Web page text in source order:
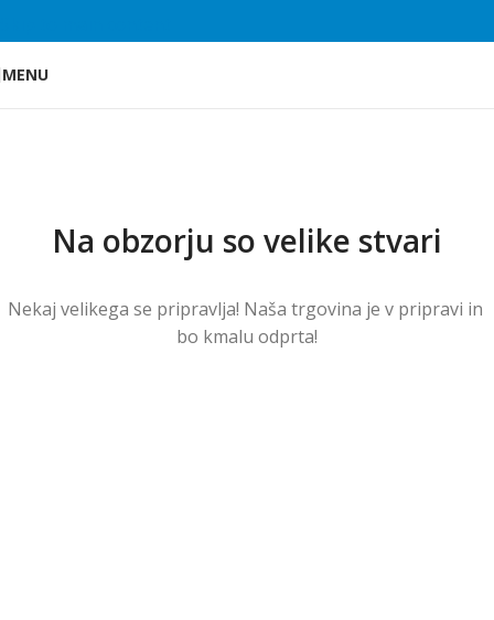
MENU
Na obzorju so velike stvari
Nekaj ​​velikega se pripravlja! Naša trgovina je v pripravi in ​​
bo kmalu odprta!